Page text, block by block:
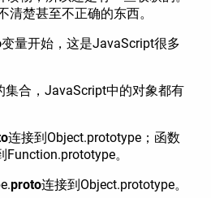
清楚甚至不正确的东西。
变量开始，这是JavaScript很多
集合，JavaScript中的对象都有
连接到Object.prototype；函数
。
proto连接到Object.prototype。